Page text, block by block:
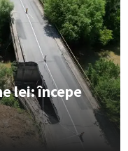
lei: începe